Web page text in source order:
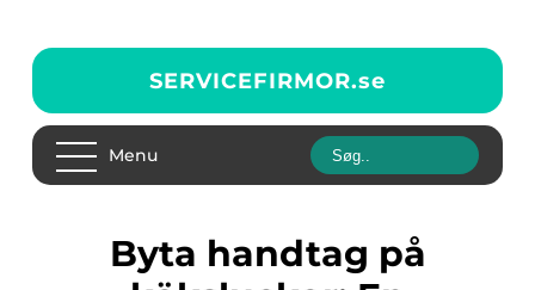
SERVICEFIRMOR.se
Menu
Byta handtag på